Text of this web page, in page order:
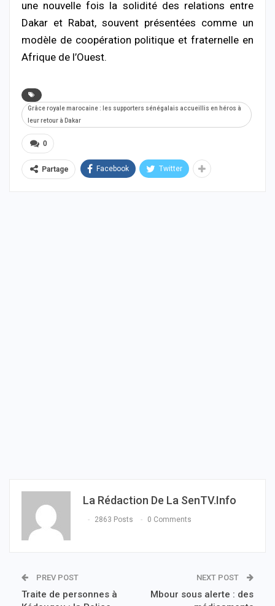
une nouvelle fois la solidité des relations entre
Dakar et Rabat, souvent présentées comme un
modèle de coopération politique et fraternelle en
Afrique de l’Ouest.
Grâce royale marocaine : les supporters sénégalais accueillis en héros à
leur retour à Dakar
0
Partage Facebook Twitter
La Rédaction De La SenTV.info
2863 Posts 0 Comments
PREV POST
Traite de personnes à
NEXT POST
Mbour sous alerte : des